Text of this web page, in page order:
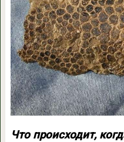
Что происходит,